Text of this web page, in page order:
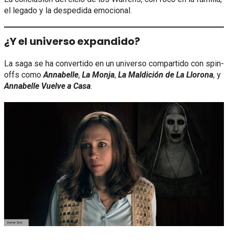
el legado y la despedida emocional.
¿Y el universo expandido?
La saga se ha convertido en un universo compartido con spin-
offs comoAnnabelle, La Monja, La Maldición de La Llorona, y
Annabelle Vuelve a Casa.